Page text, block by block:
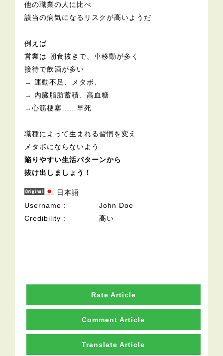
他の職業の人に比べ
該当の病気になるリスクが高いようだ
例えば
営業は 朝食抜きで、車移動が多く
接待で飲酒が多い
→ 運動不足、メタボ、
→ 内臓脂肪蓄積、高血糖
→心筋梗塞……早死
職種によって生まれる習慣を変え
メタボにならないよう
陥りやすい生活パターンから
抜け出しましょう！
日本語
Username
John Doe
Credibility
高い
Rate Article
Comment Article
Translate Article